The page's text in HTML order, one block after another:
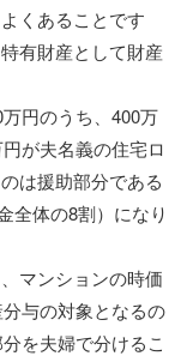
くあることです
有財産として財産
円のうち、400万
が夫名義の住宅ロ
は援助部分である
全体の8割）になり
マンションの時価
与の対象となるの
を夫婦で分けるこ